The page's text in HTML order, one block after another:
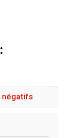
négatifs